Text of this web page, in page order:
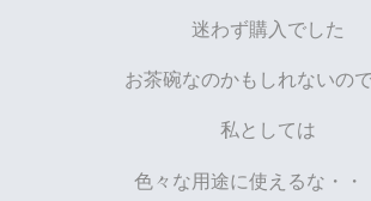
迷わず購入でした
お茶碗なのかもしれないの
私としては
色々な用途に使えるな・・